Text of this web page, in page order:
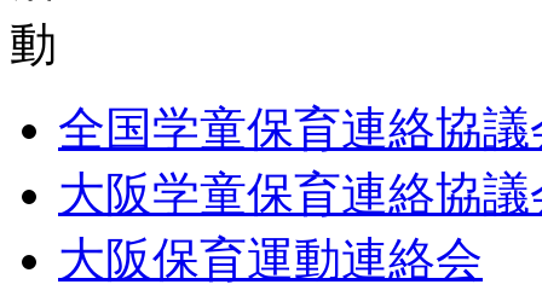
全国学童保育連絡協議
大阪学童保育連絡協議
大阪保育運動連絡会